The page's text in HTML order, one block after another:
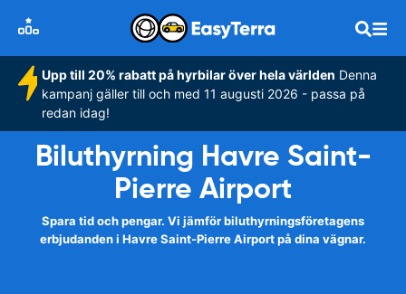
Upp till 20% rabatt på hyrbilar över hela världen Denna
kampanj gäller till och med 11 augusti 2026 - passa på
redan idag!
Biluthyrning Havre Saint-
Pierre Airport
Spara tid och pengar. Vi jämför biluthyrningsföretagens
erbjudanden i Havre Saint-Pierre Airport på dina vägnar.